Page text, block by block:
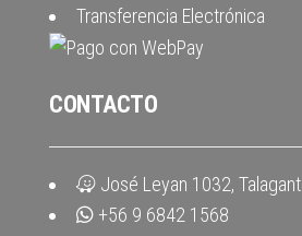
Transferencia Electrónica
CONTACTO
José Leyan 1032,
+56 9 6842 1568